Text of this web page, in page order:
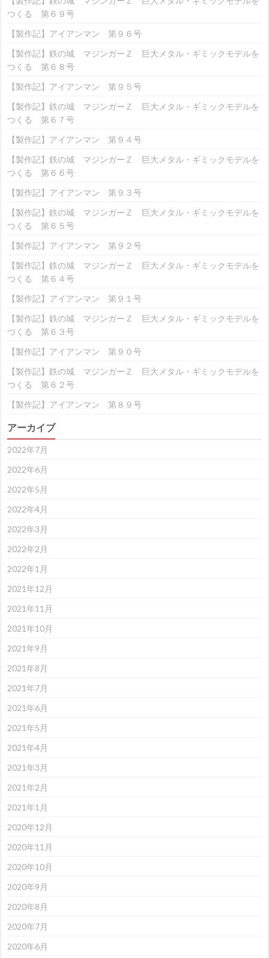
つくる 第６９号
【製作記】アイアンマン 第９６号
【製作記】鉄の城 マジンガーＺ 巨大メタル・ギミックモデルを
つくる 第６８号
【製作記】アイアンマン 第９５号
【製作記】鉄の城 マジンガーＺ 巨大メタル・ギミックモデルを
つくる 第６７号
【製作記】アイアンマン 第９４号
【製作記】鉄の城 マジンガーＺ 巨大メタル・ギミックモデルを
つくる 第６６号
【製作記】アイアンマン 第９３号
【製作記】鉄の城 マジンガーＺ 巨大メタル・ギミックモデルを
つくる 第６５号
【製作記】アイアンマン 第９２号
【製作記】鉄の城 マジンガーＺ 巨大メタル・ギミックモデルを
つくる 第６４号
【製作記】アイアンマン 第９１号
【製作記】鉄の城 マジンガーＺ 巨大メタル・ギミックモデルを
つくる 第６３号
【製作記】アイアンマン 第９０号
【製作記】鉄の城 マジンガーＺ 巨大メタル・ギミックモデルを
つくる 第６２号
【製作記】アイアンマン 第８９号
アーカイブ
2022年7月
2022年6月
2022年5月
2022年4月
2022年3月
2022年2月
2022年1月
2021年12月
2021年11月
2021年10月
2021年9月
2021年8月
2021年7月
2021年6月
2021年5月
2021年4月
2021年3月
2021年2月
2021年1月
2020年12月
2020年11月
2020年10月
2020年9月
2020年8月
2020年7月
2020年6月